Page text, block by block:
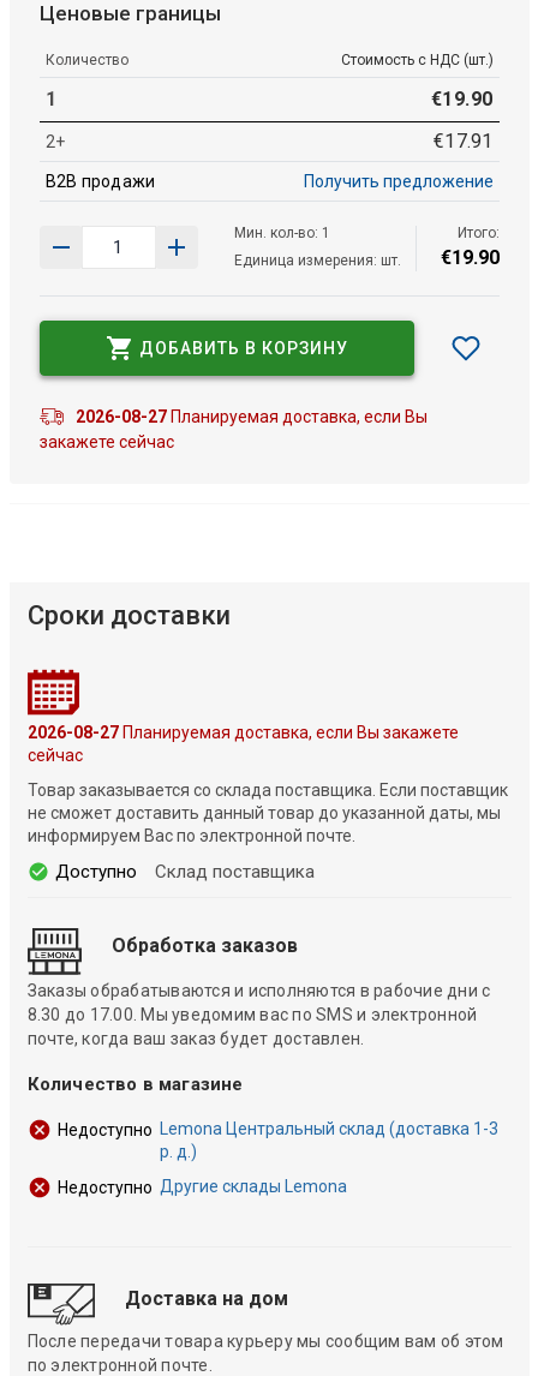
Ценовые границы
Количество Стоимость с НДС (шт.)
1 €19.90
2+ €17.91
B2B продажи Получить предложение
Мин. кол-во: 1
Единица измерения: шт.
Итого:
€19.90
ДОБАВИТЬ В КОРЗИНУ
2026-08-27Планируемая доставка, если Вы
закажете сейчас
Сроки доставки
2026-08-27Планируемая доставка, если Вы закажете
сейчас
Товар заказывается со склада поставщика. Если поставщик
не сможет доставить данный товар до указанной даты, мы
информируем Вас по электронной почте.
Доступно Склад поставщика
Обработка заказов
Заказы обрабатываются и исполняются в рабочие дни с
8.30 до 17.00. Мы уведомим вас по SMS и электронной
почте, когда ваш заказ будет доставлен.
Количество в магазине
Недоступно
Lemona Центральный склад (доставка 1-3
р. д.)
Недоступно Другие склады Lemona
Доставка на дом
После передачи товара курьеру мы сообщим вам об этом
по электронной почте.